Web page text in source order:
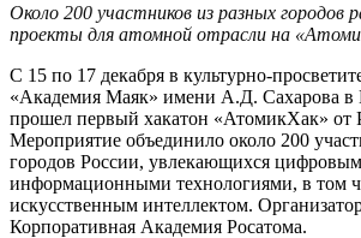
Около 200 участников из разных городов
проекты для атомной отрасли на
С 15 по 17 декабря в культурно-
«Академия Маяк» имени А.Д. Сахарова
прошел первый хакатон «АтомикХак» от
Мероприятие объединило около 200
городов России, увлекающихся
информационными технологиями, в том
искусственным интеллектом.
Корпоративная Академия Росатома.